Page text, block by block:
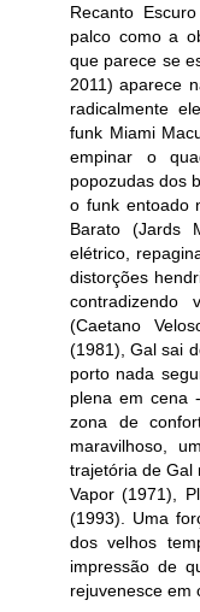
Recanto
palco como a
que parece se
2011) aparece
radicalmente
funk Miami
empinar o
popozudas dos
o funk entoado
Barato (Jards
elétrico,
distorções
(Caetano
(1981), Gal sai
porto nada
plena em cena
zona de
maravilhoso,
trajetória de Gal
Vapor (1971),
(1993). Uma
dos velhos
impressão de
rejuvenesce em